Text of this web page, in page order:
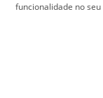
funcionalidade no